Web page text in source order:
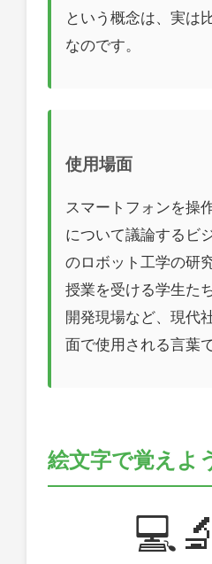
という概念は、実は
なのです。
使用場面
スマートフォンを操
について議論するビ
のロボット工学の研
授業を受ける学生た
開発現場など、現代
面で使用される言葉で
絵文字で覚えよ